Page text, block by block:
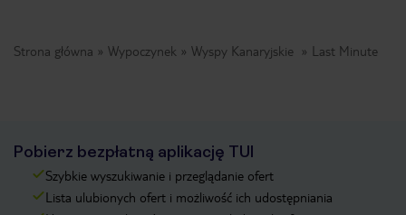
Strona główna Wypoczynek Wyspy Kanaryjskie Last Minute
Pobierz bezpłatną aplikację TUI
Szybkie wyszukiwanie i przeglądanie ofert
Lista ulubionych ofert i możliwość ich udostępniania